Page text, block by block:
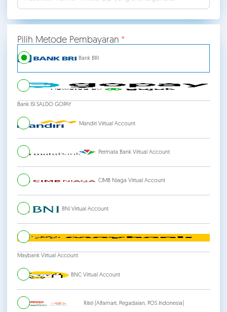
Pilih Metode Pembayaran
Bank BRI
Bank ISI SALDO GOPAY
Mandiri Virtual Account
Permata Bank Virtual Account
CIMB Niaga Virtual Account
BNI Virtual Account
Maybank Virtual Account
BNC Virtual Account
Ritel (Alfamart, Pegadaian, POS Indonesia)